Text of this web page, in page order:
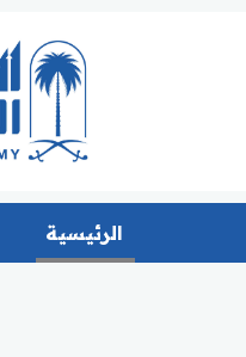
الرئيسية